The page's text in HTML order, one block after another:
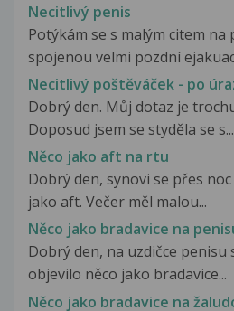
Necitlivý penis
Potýkám se s malým citem na
spojenou velmi pozdní
Necitlivý poštěváček - po
Dobrý den. Můj dotaz je
Doposud jsem se styděla se s...
Něco jako aft na rtu
Dobrý den, synovi se přes
jako aft. Večer měl malou...
Něco jako bradavice na
Dobrý den, na uzdičce penisu
objevilo něco jako bradavice...
Něco jako bradavice na